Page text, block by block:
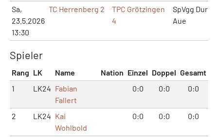
Sa,
23.5.2026
13:30
TC Herrenberg 2
TPC Grötzingen
4
SpVgg
Aue
Spieler
Rang LK Name Nation Einzel Doppel Gesamt
1
LK24 Fabian
Fallert
0:0 0:0 0:0
2 LK24 Kai
Wohlbold
0:0 0:0 0:0